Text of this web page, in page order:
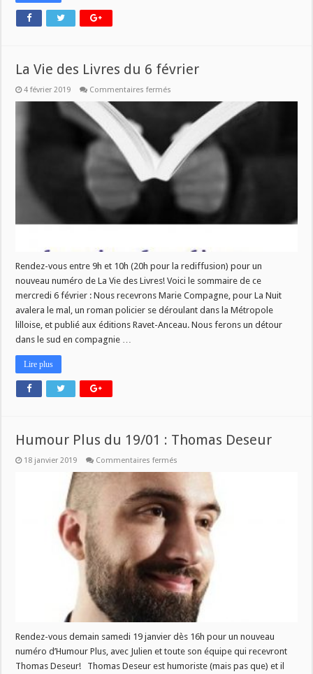
La Vie des Livres du 6 février
4 février 2019 Commentaires fermés
Livres
du
6
février
Rendez-vous entre 9h et 10h (20h pour la rediffusion) pour un
nouveau numéro de La Vie des Livres! Voici le sommaire de ce
mercredi 6 février : Nous recevrons Marie Compagne, pour La Nuit
avalera le mal, un roman policier se déroulant dans la Métropole
lilloise, et publié aux éditions Ravet-Anceau. Nous ferons un détour
dans le sud en compagnie …
Lire plus
Humour Plus du 19/01 : Thomas Deseur
18 janvier 2019 Commentaires fermés
19/01
Thomas
Deseur
Rendez-vous demain samedi 19 janvier dès 16h pour un nouveau
numéro d’Humour Plus, avec Julien et toute son équipe qui recevront
Thomas Deseur! Thomas Deseur est humoriste (mais pas que) et il